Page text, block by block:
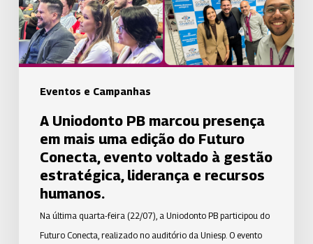
Eventos e Campanhas
mais
uma
edição
do
Futuro
evento
voltado
gestão
liderança
A Uniodonto PB marcou presença
em mais uma edição do Futuro
Conecta, evento voltado à gestão
estratégica, liderança e recursos
humanos.
Na última quarta-feira (22/07), a Uniodonto PB participou do
Futuro Conecta, realizado no auditório da Uniesp. O evento